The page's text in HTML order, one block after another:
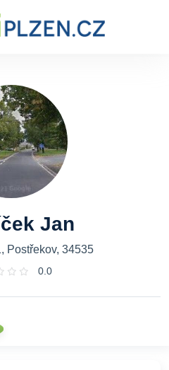
Jan
Postřekov, 34535
0.0